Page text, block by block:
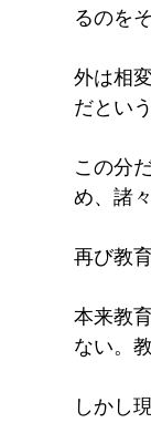
るのを
外は相
だとい
この分
め、諸
再び教
本来教
ない。
しかし